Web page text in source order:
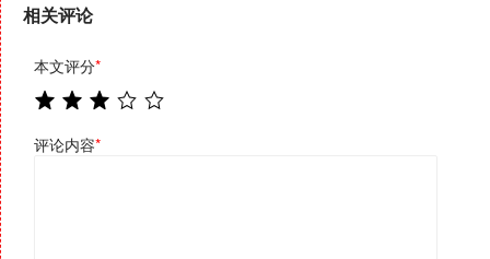
相关评论
本文评分*
评论内容*